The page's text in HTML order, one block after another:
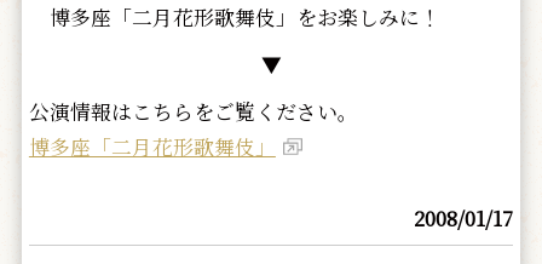
博多座「二月花形歌舞伎」をお楽しみに！
▼
公演情報はこちらをご覧ください。
博多座「二月花形歌舞伎」
2008/01/17